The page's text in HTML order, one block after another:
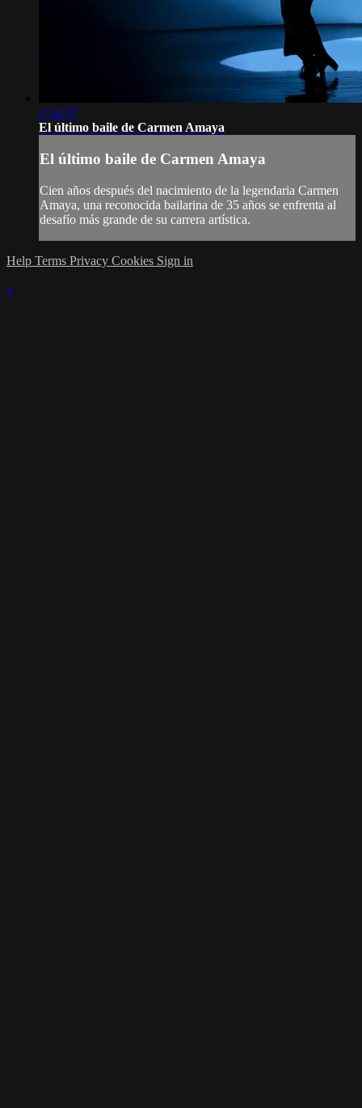
1:34:37
El último baile de Carmen Amaya
El último baile de Carmen Amaya
Cien años después del nacimiento de la legendaria Carmen
Amaya, una reconocida bailarina de 35 años se enfrenta al
desafío más grande de su carrera artística.
Help Terms Privacy Cookies Sign in
×